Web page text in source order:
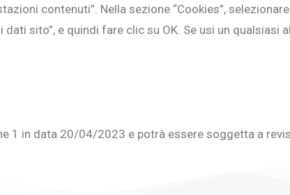
contenuti”. Nella sezione “Cookies”,
sito”, e quindi fare clic su OK. Se usi un qualsiasi
1 in data 20/04/2023 e potrà essere soggetta a